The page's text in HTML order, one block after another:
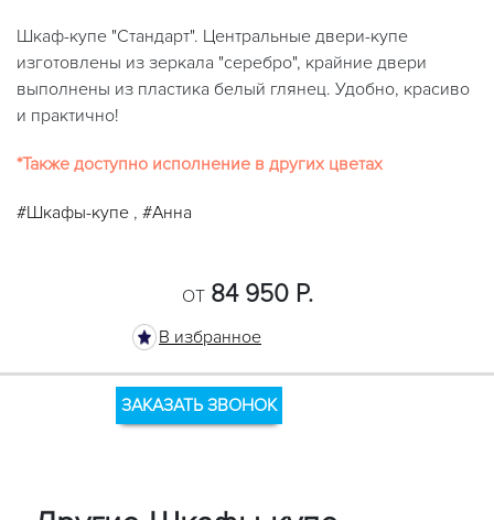
Шкаф-купе "Стандарт". Центральные двери-купе
изготовлены из зеркала "серебро", крайние двери
выполнены из пластика белый глянец. Удобно, красиво
и практично!
*Также доступно исполнение в других цветах
#Шкафы-купе , #Анна
ОТ 84 950 Р.
В избранное
ЗАКАЗАТЬ ЗВОНОК